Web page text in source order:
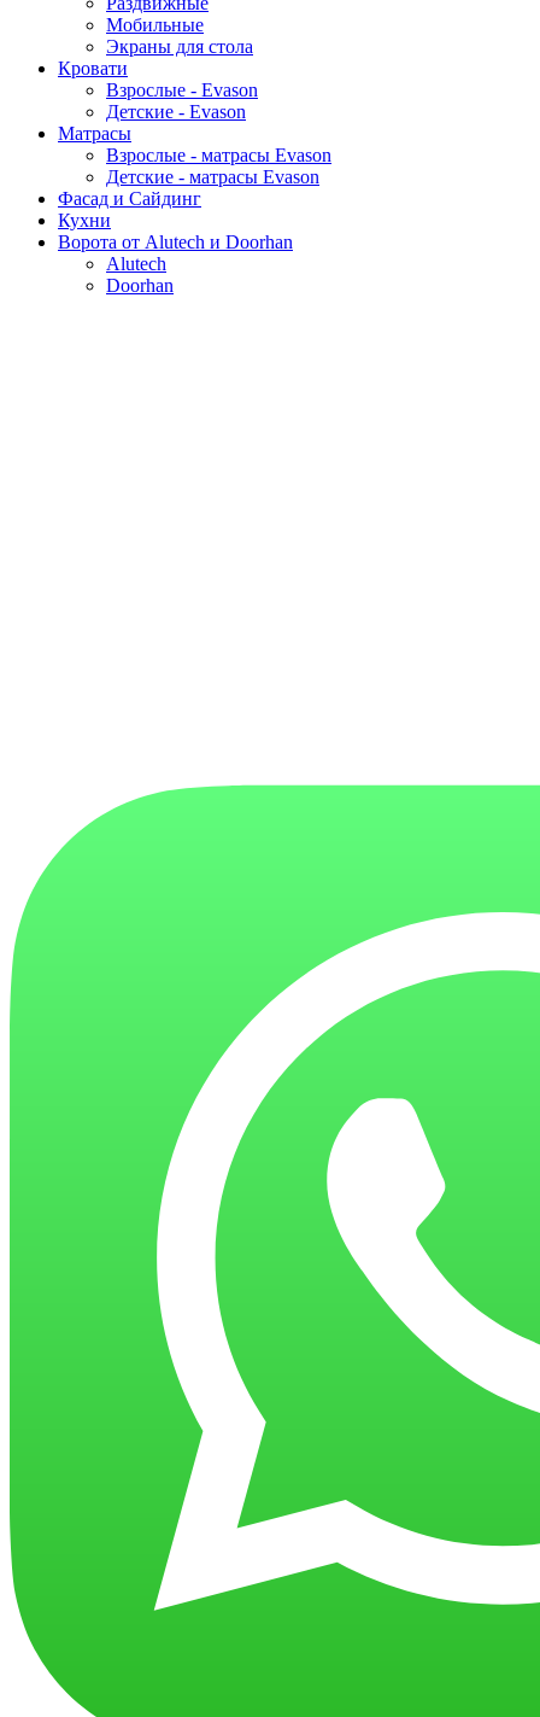
Мобильные
Экраны для стола
Кровати
Взрослые - Evason
Детские - Evason
Матрасы
Взрослые - матрасы Evason
Детские - матрасы Evason
Фасад и Сайдинг
Кухни
Ворота от Alutech и Doorhan
Alutech
Doorhan